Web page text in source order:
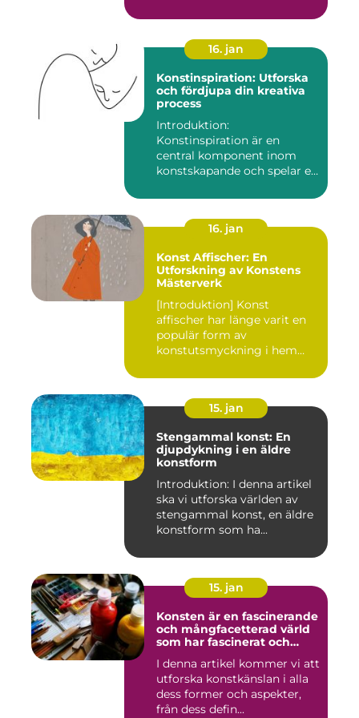
16. jan
Konstinspiration: Utforska
och fördjupa din kreativa
process
Introduktion:
Konstinspiration är en
central komponent inom
konstskapande och spelar en
16. jan
Konst Affischer: En
Utforskning av Konstens
Mästerverk
[Introduktion] Konst
affischer har länge varit en
populär form av
konstutsmyckning i hem
15. jan
Stengammal konst: En
djupdykning i en äldre
konstform
Introduktion: I denna artikel
ska vi utforska världen av
stengammal konst, en äldre
konstform som ha...
15. jan
Konsten är en fascinerande
och mångfacetterad värld
som har fascinerat och
århundraden
I denna artikel kommer vi att
utforska konstkänslan i alla
dess former och aspekter,
från dess defin...